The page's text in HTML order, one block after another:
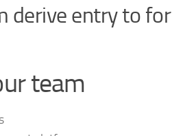
derive entry to
team